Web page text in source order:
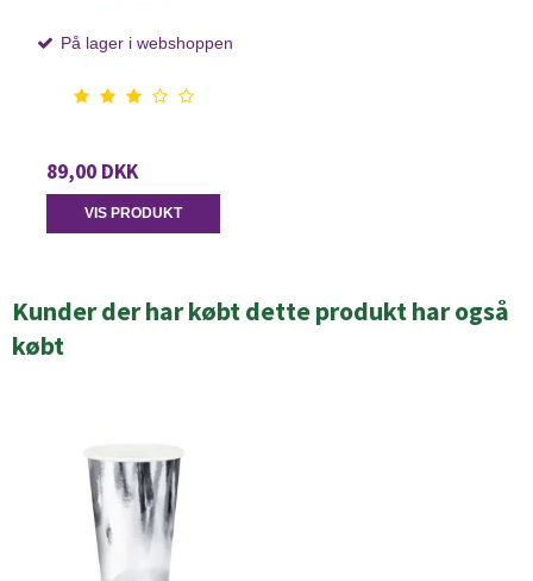
På lager i webshoppen
89,00 DKK
VIS PRODUKT
Kunder der har købt dette produkt har også
købt